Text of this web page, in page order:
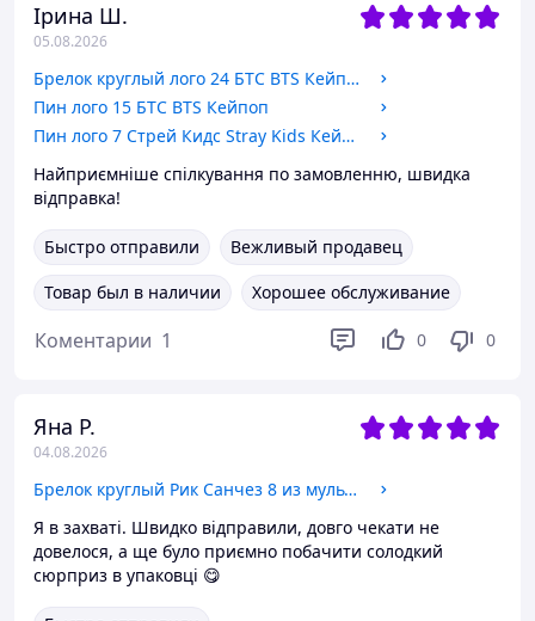
Ірина Ш.
05.08.2026
Брелок круглый лого 24 БТС BTS Кейпоп Бижутерный сплав 2,5 см
Пин лого 15 БТС BTS Кейпоп
Пин лого 7 Стрей Кидс Stray Kids Кейпоп
Найприємніше спілкування по замовленню, швидка
відправка!
Быстро отправили
Вежливый продавец
Товар был в наличии
Хорошее обслуживание
Коментарии 1 0 0
Яна Р.
04.08.2026
Брелок круглый Рик Санчез 8 из мульта Рик и Морти Бижутерный сплав 2,5 см
Я в захваті. Швидко відправили, довго чекати не
довелося, а ще було приємно побачити солодкий
сюрприз в упаковці 😋